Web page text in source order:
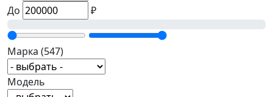
До
₽
Марка (547)
Модель